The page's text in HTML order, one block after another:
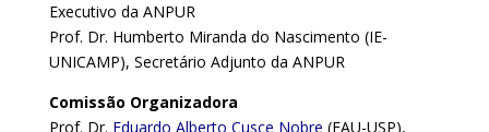
Executivo da ANPUR
Prof. Dr. Humberto Miranda do Nascimento (IE-
UNICAMP), Secretário Adjunto da ANPUR
Comissão Organizadora
Prof. Dr. Eduardo Alberto Cusce Nobre (FAU-USP),